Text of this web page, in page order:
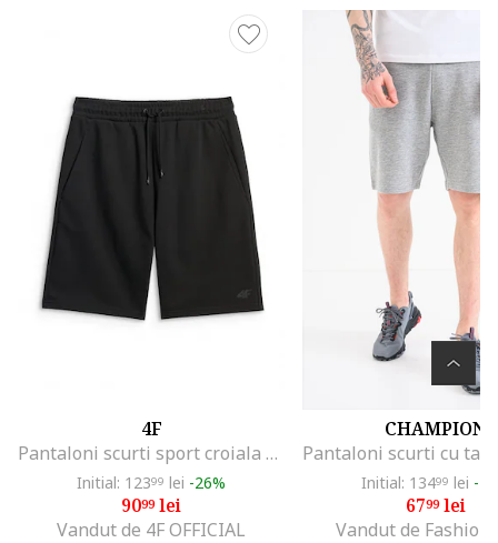
4F
Pantaloni scurti sport croiala regular, talie ajustabila, 2 buzunare, negru, material usor
Initial: 12399 lei -26%
9099lei
Vandut de 4F OFFICIAL
CHAMPION
Initial: 13499 lei -
6799lei
Vandut de Fashion